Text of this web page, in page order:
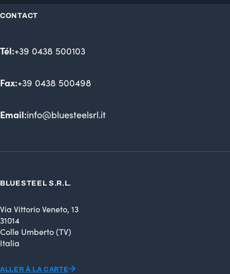
CONTACT
Tél:+39 0438 500103
Fax:+39 0438 500498
Email:info@bluesteelsrl.it
BLUESTEEL S.R.L.
Via Vittorio Veneto, 13
31014
Colle Umberto (TV)
Italia
ALLER À LA CARTE